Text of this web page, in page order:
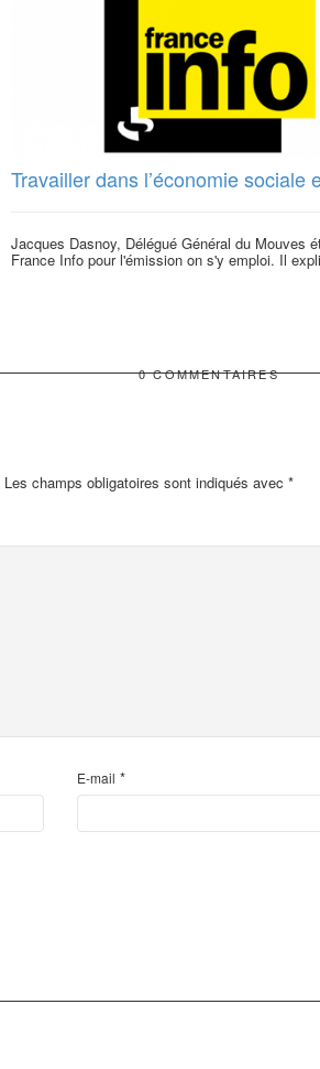
Travailler dans l’économie sociale
Jacques Dasnoy, Délégué Général du Mouves
France Info pour l'émission on s'y emploi. Il
0 COMMENTAIRES
Les champs obligatoires sont indiqués avec *
E-mail *